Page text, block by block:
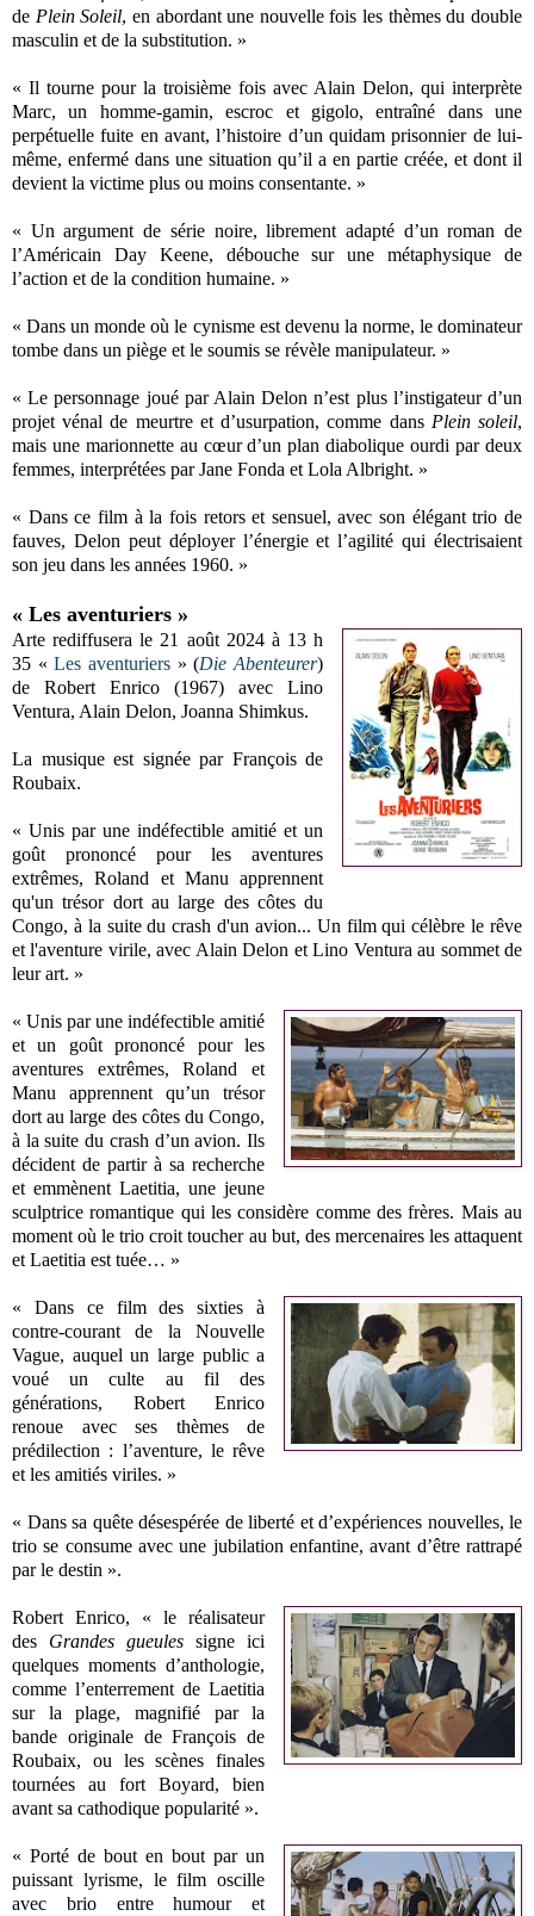
de Plein Soleil, en abordant une nouvelle fois les thèmes du double
masculin et de la substitution. »
« Il tourne pour la troisième fois avec Alain Delon, qui interprète
Marc, un homme-gamin, escroc et gigolo, entraîné dans une
perpétuelle fuite en avant, l’histoire d’un quidam prisonnier de lui-
même, enfermé dans une situation qu’il a en partie créée, et dont il
devient la victime plus ou moins consentante. »
« Un argument de série noire, librement adapté d’un roman de
l’Américain Day Keene, débouche sur une métaphysique de
l’action et de la condition humaine. »
« Dans un monde où le cynisme est devenu la norme, le dominateur
tombe dans un piège et le soumis se révèle manipulateur. »
« Le personnage joué par Alain Delon n’est plus l’instigateur d’un
projet vénal de meurtre et d’usurpation, comme dans Plein soleil,
mais une marionnette au cœur d’un plan diabolique ourdi par deux
femmes, interprétées par Jane Fonda et Lola Albright. »
« Dans ce film à la fois retors et sensuel, avec son élégant trio de
fauves, Delon peut déployer l’énergie et l’agilité qui électrisaient
son jeu dans les années 1960. »
« Les aventuriers »
Arte rediffusera le 21 août 2024 à 13 h
35 «Les aventuriers » (Die Abenteurer)
de Robert Enrico (1967) avec Lino
Ventura, Alain Delon, Joanna Shimkus.
La musique est signée par François de
Roubaix.
« Unis par une indéfectible amitié et un
goût prononcé pour les aventures
extrêmes, Roland et Manu apprennent
qu'un trésor dort au large des côtes du
Congo, à la suite du crash d'un avion... Un film qui célèbre le rêve
et l'aventure virile, avec Alain Delon et Lino Ventura au sommet de
leur art. »
« Unis par une indéfectible amitié
et un goût prononcé pour les
aventures extrêmes, Roland et
Manu apprennent qu’un trésor
dort au large des côtes du Congo,
à la suite du crash d’un avion. Ils
décident de partir à sa recherche
et emmènent Laetitia, une jeune
sculptrice romantique qui les considère comme des frères. Mais au
moment où le trio croit toucher au but, des mercenaires les attaquent
et Laetitia est tuée… »
« Dans ce film des sixties à
contre-courant de la Nouvelle
Vague, auquel un large public a
voué un culte au fil des
générations, Robert Enrico
renoue avec ses thèmes de
prédilection : l’aventure, le rêve
et les amitiés viriles. »
« Dans sa quête désespérée de liberté et d’expériences nouvelles, le
trio se consume avec une jubilation enfantine, avant d’être rattrapé
par le destin ».
Robert Enrico, « le réalisateur
des Grandes gueules signe ici
quelques moments d’anthologie,
comme l’enterrement de Laetitia
sur la plage, magnifié par la
bande originale de François de
Roubaix, ou les scènes finales
tournées au fort Boyard, bien
avant sa cathodique popularité ».
« Porté de bout en bout par un
puissant lyrisme, le film oscille
avec brio entre humour et